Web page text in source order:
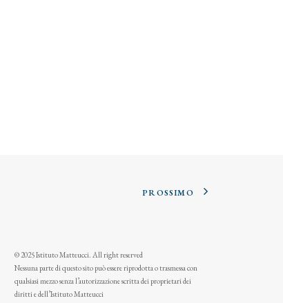
PROSSIMO
© 2025 Istituto Matteucci. All right reserved
Nessuna parte di questo sito può essere riprodotta o trasmessa con
qualsiasi mezzo senza l’autorizzazione scritta dei proprietari dei
diritti e dell’Istituto Matteucci